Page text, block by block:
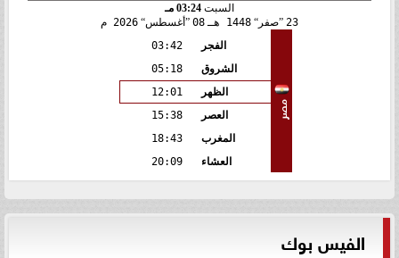
السبت 03:24 مـ
23
صفر 1448 هـ 08 أغسطس 2026 م
مصر
الفجر
03:42
الشروق
05:18
الظهر
12:01
العصر
15:38
المغرب
18:43
العشاء
20:09
الفيس بوك